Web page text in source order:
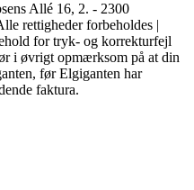
Allé 16, 2. - 2300
rettigheder forbeholdes |
for tryk- og korrekturfejl
i øvrigt opmærksom på at din
før Elgiganten har
faktura.